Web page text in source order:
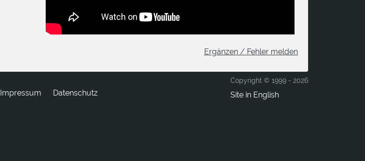
Ergänzen / Fehler melden
Copyright © 1999 - 2026
Site in English
Impressum Datenschutz